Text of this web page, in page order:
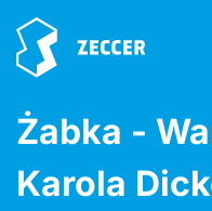
Żabka -
Karola